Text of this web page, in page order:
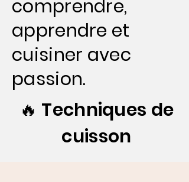
comprendre,
apprendre et
cuisiner avec
passion.
🔥 Techniques de
cuisson